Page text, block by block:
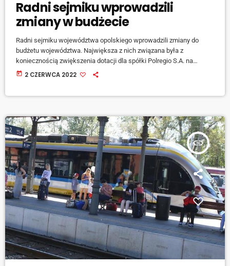
Radni sejmiku wprowadzili
zmiany w budżecie
Radni sejmiku województwa opolskiego wprowadzili zmiany do
budżetu województwa. Największa z nich związana była z
koniecznością zwiększenia dotacji dla spółki Polregio S.A. na
realizację umowy dotyczącej prowadzenia kolejowych przewozów
today 2 CZERWCA 2022
insert_link